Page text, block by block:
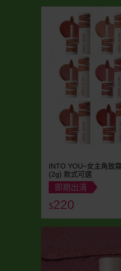
INTO YOU~女主角致
(2g) 款式可選
即期出清
$220